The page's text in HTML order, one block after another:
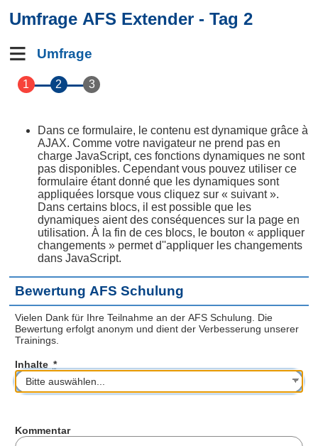
Umfrage AFS Extender - Tag 2
Umfrage
Dans ce formulaire, le contenu est dynamique grâce à
AJAX. Comme votre navigateur ne prend pas en
charge JavaScript, ces fonctions dynamiques ne sont
pas disponibles. Cependant vous pouvez utiliser ce
formulaire étant donné que les dynamiques sont
appliquées lorsque vous cliquez sur « suivant ».
Dans certains blocs, il est possible que les
dynamiques aient des conséquences sur la page en
utilisation. À la fin de ces blocs, le bouton « appliquer
changements » permet d''appliquer les changements
dans JavaScript.
Bewertung AFS Schulung
Vielen Dank für Ihre Teilnahme an der AFS Schulung. Die
Bewertung erfolgt anonym und dient der Verbesserung unserer
Trainings.
Inhalte *
Kommentar